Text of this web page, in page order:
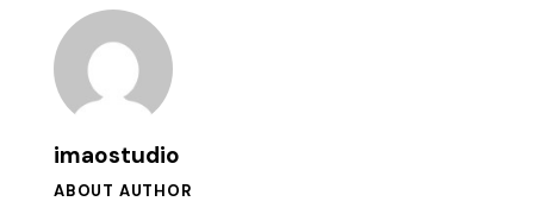
imaostudio
ABOUT AUTHOR